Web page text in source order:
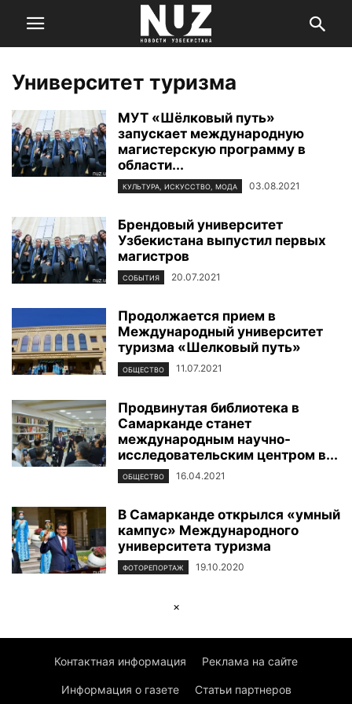
Университет туризма
МУТ «Шёлковый путь»
запускает международную
магистерскую программу в
области...
КУЛЬТУРА, ИСКУССТВО, МОДА 03.08.2021
Брендовый университет
Узбекистана выпустил первых
магистров
СОБЫТИЯ 20.07.2021
Продолжается прием в
Международный университет
туризма «Шелковый путь»
ОБЩЕСТВО 11.07.2021
Продвинутая библиотека в
Самарканде станет
международным научно-
исследовательским центром в...
ОБЩЕСТВО 16.04.2021
В Самарканде открылся «умный
кампус» Международного
университета туризма
ФОТОРЕПОРТАЖ 19.10.2020
×
Контактная информация Реклама на сайте
Информация о газете Статьи партнеров